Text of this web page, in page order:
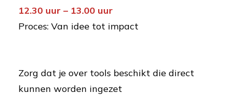
12.30 uur – 13.00 uur
Proces: Van idee tot impact
Zorg dat je over tools beschikt die direct
kunnen worden ingezet